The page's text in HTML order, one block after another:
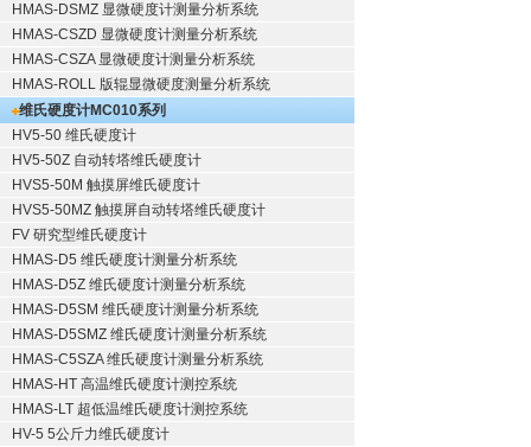
HMAS-DSMZ 显微硬度计测量分析系统
HMAS-CSZD 显微硬度计测量分析系统
HMAS-CSZA 显微硬度计测量分析系统
HMAS-ROLL 版辊显微硬度测量分析系统
维氏硬度计MC010系列
HV5-50 维氏硬度计
HV5-50Z 自动转塔维氏硬度计
HVS5-50M 触摸屏维氏硬度计
HVS5-50MZ 触摸屏自动转塔维氏硬度计
FV 研究型维氏硬度计
HMAS-D5 维氏硬度计测量分析系统
HMAS-D5Z 维氏硬度计测量分析系统
HMAS-D5SM 维氏硬度计测量分析系统
HMAS-D5SMZ 维氏硬度计测量分析系统
HMAS-C5SZA 维氏硬度计测量分析系统
HMAS-HT 高温维氏硬度计测控系统
HMAS-LT 超低温维氏硬度计测控系统
HV-5 5公斤力维氏硬度计